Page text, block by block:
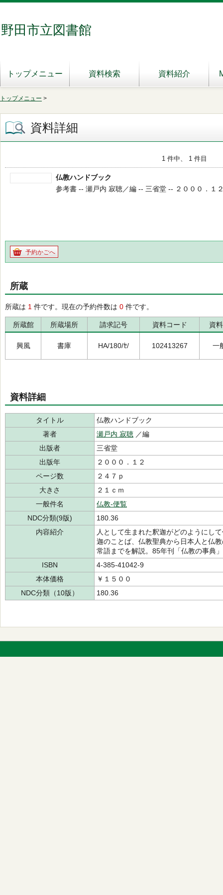
野田市立図書館
トップメニュー 資料検索 資料紹介
トップメニュー >
資料詳細
1 件中、 1 件目
仏教ハンドブック
参考書 -- 瀬戸内 寂聴／編 -- 三省堂 -- ２０００．１
予約かごへ
所蔵
所蔵は 1 件です。現在の予約件数は 0 件です。
所蔵館 所蔵場所 請求記号 資料コード 資
興風 書庫 HA/180/ｾ/ 102413267 一
資料詳細
タイトル
仏教ハンドブック
著者
瀬戸内 寂聴 ／編
出版者
三省堂
出版年
２０００．１２
ページ数
２４７ｐ
大きさ
２１ｃｍ
一般件名
仏教-便覧
NDC分類(9版)
180.36
内容紹介
人として生まれた釈迦がどのようにし
迦のことば、仏教聖典から日本人と仏
常語までを解説。85年刊「仏教の事典
ISBN
4-385-41042-9
本体価格
￥１５００
NDC分類（10版）
180.36